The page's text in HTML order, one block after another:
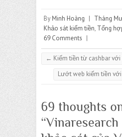
By Minh Hoàng | Tháng
Khảo sát kiếm tiền, Tổng
69 Comments |
← Kiếm tiền từ cashbar
Lướt web kiếm tiền
69 thoughts
“